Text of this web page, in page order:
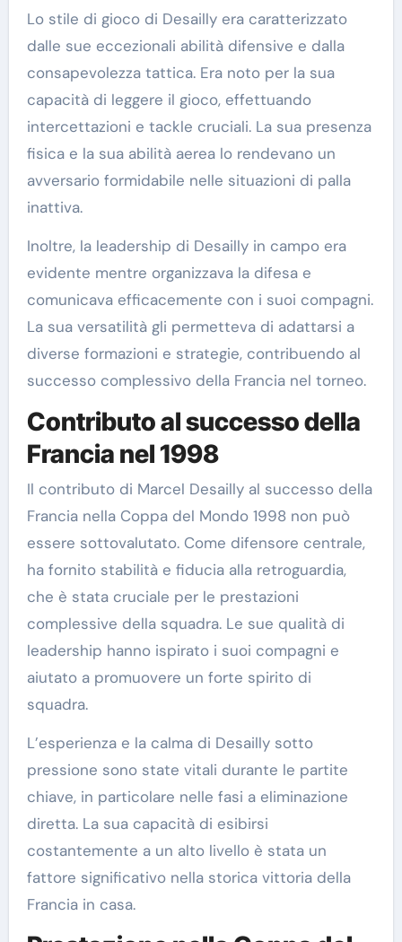
Lo stile di gioco di Desailly era caratterizzato
dalle sue eccezionali abilità difensive e dalla
consapevolezza tattica. Era noto per la sua
capacità di leggere il gioco, effettuando
intercettazioni e tackle cruciali. La sua presenza
fisica e la sua abilità aerea lo rendevano un
avversario formidabile nelle situazioni di palla
inattiva.
Inoltre, la leadership di Desailly in campo era
evidente mentre organizzava la difesa e
comunicava efficacemente con i suoi compagni.
La sua versatilità gli permetteva di adattarsi a
diverse formazioni e strategie, contribuendo al
successo complessivo della Francia nel torneo.
Contributo al successo della
Francia nel 1998
Il contributo di Marcel Desailly al successo della
Francia nella Coppa del Mondo 1998 non può
essere sottovalutato. Come difensore centrale,
ha fornito stabilità e fiducia alla retroguardia,
che è stata cruciale per le prestazioni
complessive della squadra. Le sue qualità di
leadership hanno ispirato i suoi compagni e
aiutato a promuovere un forte spirito di
squadra.
L’esperienza e la calma di Desailly sotto
pressione sono state vitali durante le partite
chiave, in particolare nelle fasi a eliminazione
diretta. La sua capacità di esibirsi
costantemente a un alto livello è stata un
fattore significativo nella storica vittoria della
Francia in casa.